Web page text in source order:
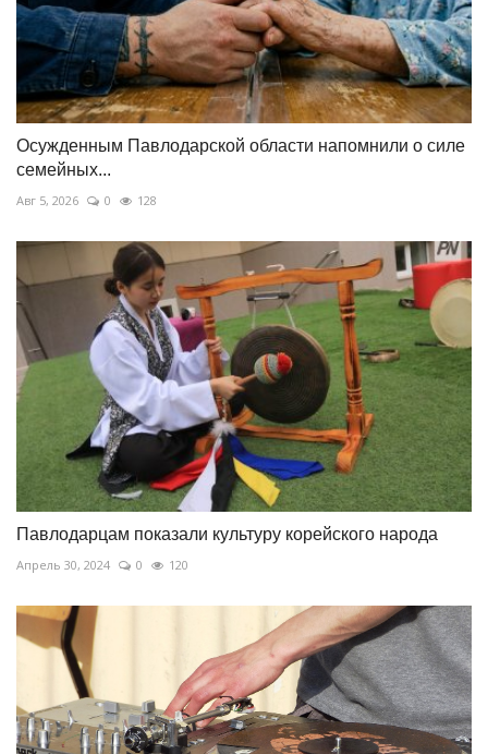
Осужденным Павлодарской области напомнили о силе
семейных...
Авг 5, 2026 0 128
Павлодарцам показали культуру корейского народа
Апрель 30, 2024 0 120